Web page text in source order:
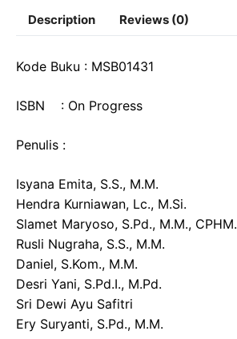
Description Reviews (0)
Kode Buku : MSB01431
ISBN : On Progress
Penulis :
Isyana Emita, S.S., M.M.
Hendra Kurniawan, Lc., M.Si.
Slamet Maryoso, S.Pd., M.M., CPHM.
Rusli Nugraha, S.S., M.M.
Daniel, S.Kom., M.M.
Desri Yani, S.Pd.I., M.Pd.
Sri Dewi Ayu Safitri
Ery Suryanti, S.Pd., M.M.